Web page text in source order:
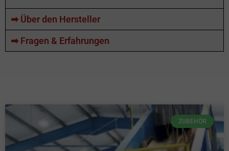
➡ Über den Hersteller
➡ Fragen & Erfahrungen
ZUBEHÖR